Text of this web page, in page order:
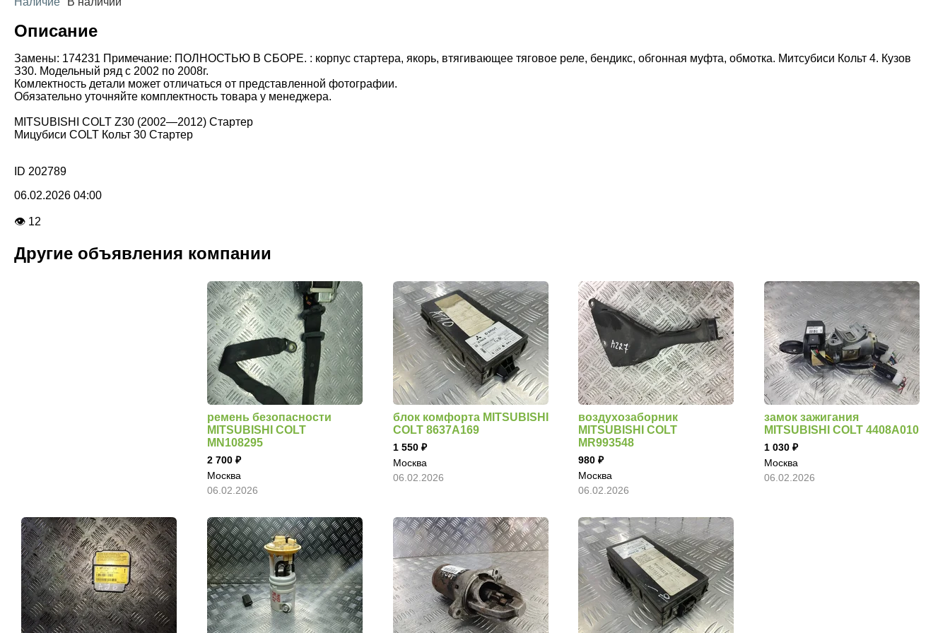
Описание
Замены: 174231 Примечание: ПОЛНОСТЬЮ В СБОРЕ. : корпус стартера, якорь, втягивающее тяговое реле, бендикс, обгонная муфта, обмотка. Митсубиси Кольт 4. Кузов
З30. Модельный ряд с 2002 по 2008г.
Комлектность детали может отличаться от представленной фотографии.
Обязательно уточняйте комплектность товара у менеджера.
MITSUBISHI COLT Z30 (2002—2012) Стартер
Мицубиси COLT Кольт 30 Стартер
ID 202789
06.02.2026 04:00
👁 12
Другие объявления компании
ремень безопасности
MITSUBISHI COLT
MN108295
2 700
Москва
06.02.2026
блок комфорта MITSUBISHI
COLT 8637A169
1 550
Москва
06.02.2026
воздухозаборник
MITSUBISHI COLT
MR993548
980
Москва
06.02.2026
замок зажигания
MITSUBISHI COLT 4408A010
1 030
Москва
06.02.2026